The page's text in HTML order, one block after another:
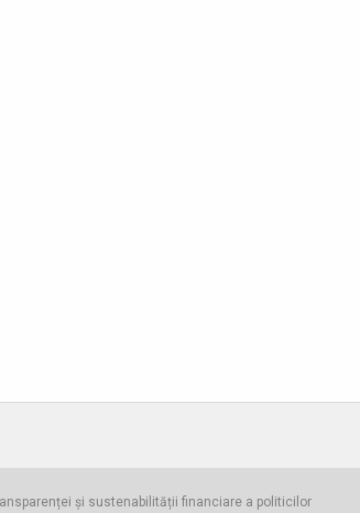
și sustenabilității financiare a politicilor